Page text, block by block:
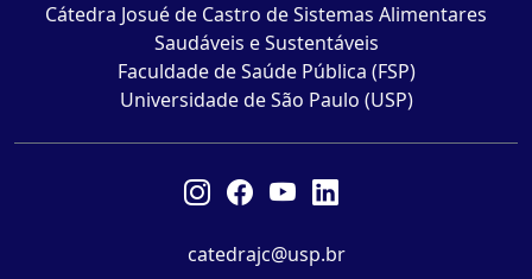
Cátedra Josué de Castro de Sistemas Alimentares
Saudáveis e Sustentáveis
Faculdade de Saúde Pública (FSP)
Universidade de São Paulo (USP)
catedrajc@usp.br